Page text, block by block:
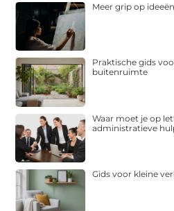
Meer grip op
Praktische gids
buitenruimte
Waar moet je op
administratieve
Gids voor kleine